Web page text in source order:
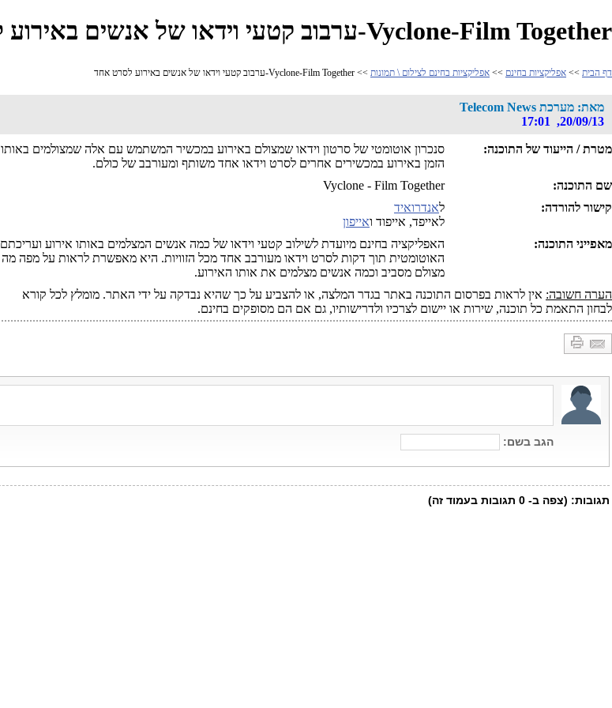
Vyclone-Film Together-ערבוב קטעי וידאו של אנשים באירוע לסרט אחד
דף הבית >> אפליקציות בחינם >> אפליקציות בחינם לצילום \ תמונות >> Vyclone-Film Together-ערבוב קטעי וידאו של אנשים באירוע לסרט אחד
מאת: מערכת Telecom News
20/09/13, 17:01
מטרת / הייעוד של התוכנה:
סנכרון אוטומטי של סרטון וידאו שמצולם באירוע במכשיר המשתמש עם אלה שמצולמים באותו
הזמן באירוע במכשירים אחרים לסרט וידאו אחד משותף ומעורבב של כולם.
שם התוכנה:
Vyclone - Film Together
קישור להורדה:
לאנדרואיד
לאייפד, אייפוד ואייפון
מאפייני התוכנה:
האפליקציה בחינם מיועדת לשילוב קטעי וידאו של כמה אנשים המצלמים באותו אירוע ועריכתם
האוטומטית תוך דקות לסרט וידאו מעורבב אחד מכל הזוויות. היא מאפשרת לראות על מפה מה
מצולם מסביב וכמה אנשים מצלמים את אותו האירוע.
הערה חשובה: אין לראות בפרסום התוכנה באתר בגדר המלצה, או להצביע על כך שהיא נבדקה על ידי האתר. מומלץ לכל קורא
לבחון התאמת כל תוכנה, שירות או יישום לצרכיו ולדרישותיו, גם אם הם מסופקים בחינם.